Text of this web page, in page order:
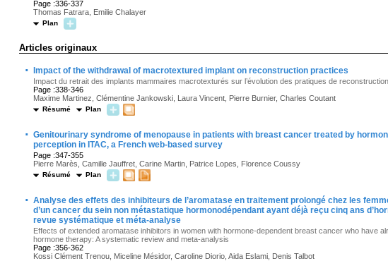
Page :336-337
Thomas Fatrara, Emilie Chalayer
Plan
Articles originaux
· Impact of the withdrawal of macrotextured implant on reconstruction practices
Impact du retrait des implants mammaires macrotexturés sur l’évolution des pratiques de
Page :338-346
Maxime Martinez, Clémentine Jankowski, Laura Vincent, Pierre Burnier, Charles Coutant
Résumé Plan
· Genitourinary syndrome of menopause in patients with breast cancer treated by
perception in ITAC, a French web-based survey
Page :347-355
Pierre Marès, Camille Jauffret, Carine Martin, Patrice Lopes, Florence Coussy
Résumé Plan
· Analyse des effets des inhibiteurs de l’aromatase en traitement prolongé chez les
d’un cancer du sein non métastatique hormonodépendant ayant déjà reçu cinq ans
revue systématique et méta-analyse
Effects of extended aromatase inhibitors in women with hormone-dependent breast cancer who have
hormone therapy: A systematic review and meta-analysis
Page :356-362
Kossi Clément Trenou, Miceline Mésidor, Caroline Diorio, Aida Eslami, Denis Talbot